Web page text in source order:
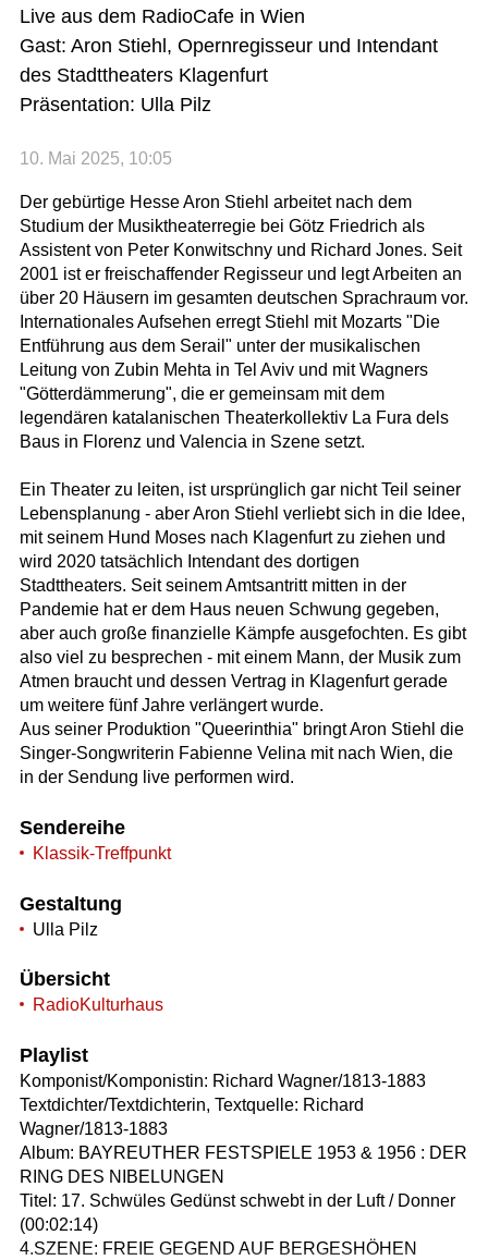
Live aus dem RadioCafe in Wien
Gast: Aron Stiehl, Opernregisseur und Intendant
des Stadttheaters Klagenfurt
Präsentation: Ulla Pilz
10. Mai 2025, 10:05
Der gebürtige Hesse Aron Stiehl arbeitet nach dem
Studium der Musiktheaterregie bei Götz Friedrich als
Assistent von Peter Konwitschny und Richard Jones. Seit
2001 ist er freischaffender Regisseur und legt Arbeiten an
über 20 Häusern im gesamten deutschen Sprachraum vor.
Internationales Aufsehen erregt Stiehl mit Mozarts "Die
Entführung aus dem Serail" unter der musikalischen
Leitung von Zubin Mehta in Tel Aviv und mit Wagners
"Götterdämmerung", die er gemeinsam mit dem
legendären katalanischen Theaterkollektiv La Fura dels
Baus in Florenz und Valencia in Szene setzt.
Ein Theater zu leiten, ist ursprünglich gar nicht Teil seiner
Lebensplanung - aber Aron Stiehl verliebt sich in die Idee,
mit seinem Hund Moses nach Klagenfurt zu ziehen und
wird 2020 tatsächlich Intendant des dortigen
Stadttheaters. Seit seinem Amtsantritt mitten in der
Pandemie hat er dem Haus neuen Schwung gegeben,
aber auch große finanzielle Kämpfe ausgefochten. Es gibt
also viel zu besprechen - mit einem Mann, der Musik zum
Atmen braucht und dessen Vertrag in Klagenfurt gerade
um weitere fünf Jahre verlängert wurde.
Aus seiner Produktion "Queerinthia" bringt Aron Stiehl die
Singer-Songwriterin Fabienne Velina mit nach Wien, die
in der Sendung live performen wird.
Sendereihe
Klassik-Treffpunkt
Gestaltung
Ulla Pilz
Übersicht
RadioKulturhaus
Playlist
Komponist/Komponistin: Richard Wagner/1813-1883
Textdichter/Textdichterin, Textquelle: Richard
Wagner/1813-1883
Album: BAYREUTHER FESTSPIELE 1953 & 1956 : DER
RING DES NIBELUNGEN
Titel: 17. Schwüles Gedünst schwebt in der Luft / Donner
(00:02:14)
4.SZENE: FREIE GEGEND AUF BERGESHÖHEN